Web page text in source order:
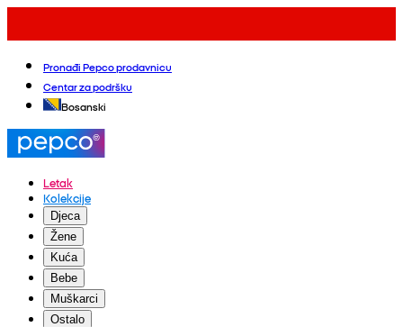
Pronađi Pepco prodavnicu
Centar za podršku
Bosanski
Letak
Kolekcije
Djeca
Žene
Kuća
Bebe
Muškarci
Ostalo